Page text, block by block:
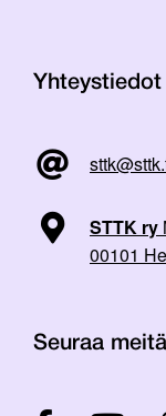
Yhteystiedot
STTK ry
00101
Seuraa meitä